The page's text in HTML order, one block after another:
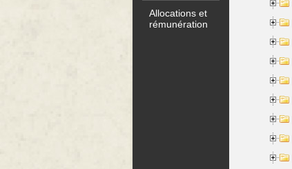
Allocations et
rémunération